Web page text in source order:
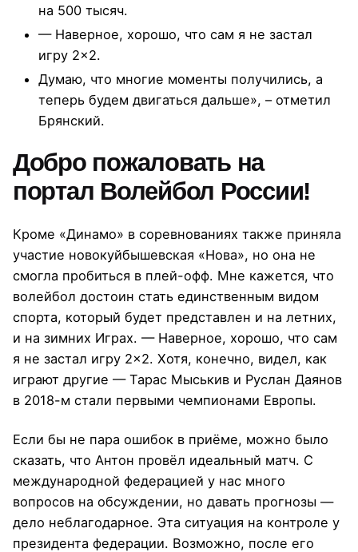
на 500 тысяч.
— Наверное, хорошо, что сам я не застал
игру 2×2.
Думаю, что многие моменты получились, а
теперь будем двигаться дальше», – отметил
Брянский.
Добро пожаловать на
портал Волейбол России!
Кроме «Динамо» в соревнованиях также приняла
участие новокуйбышевская «Нова», но она не
смогла пробиться в плей-офф. Мне кажется, что
волейбол достоин стать единственным видом
спорта, который будет представлен и на летних,
и на зимних Играх. — Наверное, хорошо, что сам
я не застал игру 2×2. Хотя, конечно, видел, как
играют другие — Тарас Мыськив и Руслан Даянов
в 2018-м стали первыми чемпионами Европы.
Если бы не пара ошибок в приёме, можно было
сказать, что Антон провёл идеальный матч. С
международной федерацией у нас много
вопросов на обсуждении, но давать прогнозы —
дело неблагодарное. Эта ситуация на контроле у
президента федерации. Возможно, после его